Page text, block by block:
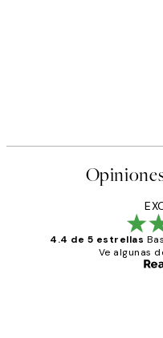
4.4 de 5 estrellas
Ve algunas